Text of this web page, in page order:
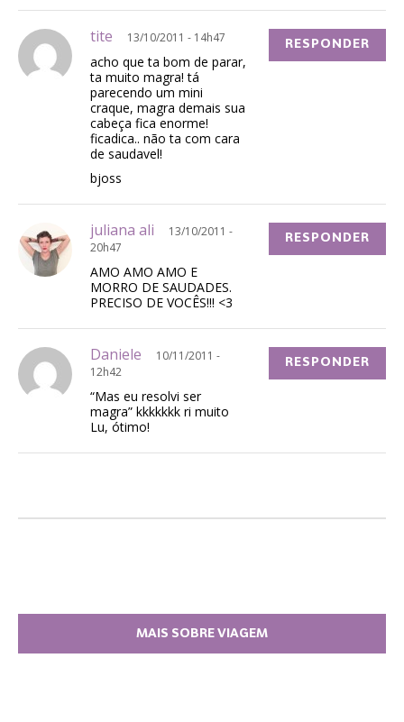
tite 13/10/2011 - 14h47
acho que ta bom de parar,
ta muito magra! tá
parecendo um mini
craque, magra demais sua
cabeça fica enorme!
ficadica.. não ta com cara
de saudavel!
bjoss
RESPONDER
juliana ali
13/10/2011 -
20h47
AMO AMO AMO E
MORRO DE SAUDADES.
PRECISO DE VOCÊS!!! <3
RESPONDER
Daniele
10/11/2011 -
12h42
“Mas eu resolvi ser
magra” kkkkkkk ri muito
Lu, ótimo!
RESPONDER
MAIS SOBRE VIAGEM